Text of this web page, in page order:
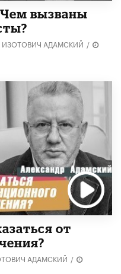
вызваны
ИЗОТОВИЧ АДАМСКИЙ /
от
АДАМСКИЙ /